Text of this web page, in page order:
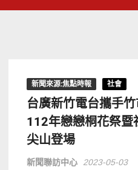
新聞來源:焦點時報 社會
台廣新竹電台攜手
112年戀戀桐花祭
尖山登場
新聞聯訪中心 2023-05-03